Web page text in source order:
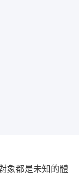
象都是未知的體